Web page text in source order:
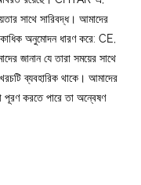
সাথে সারিবদ্ধ। আমাদের
অনুমোদন ধারণ করে: CE,
যে তারা সময়ের সাথে
ব্যবহারিক থাকে। আমাদের
পূরণ করতে পারে তা অন্বেষণ